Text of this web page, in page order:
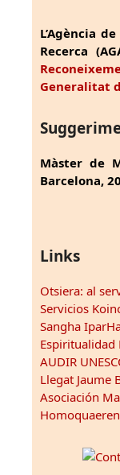
L’Agència
Recerca
Generalitat
Màster de
Barcelona,
Links
Otsiera: al
Servicios
Sangha
Espiritualidad
AUDIR
Llegat Jaume
Asociación